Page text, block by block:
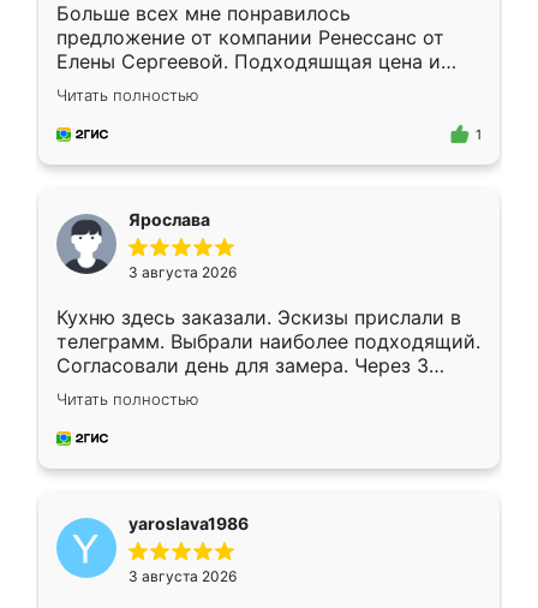
Больше всех мне понравилось
предложение от компании Ренессанс от
Елены Сергеевой. Подходяшщая цена и
короткие сроки изготовления. Приехавший
для замера сотрудник Владислав
предложил по моему эскизу самый
Читать полностью
1
Ярослава
3 августа 2026
Кухню здесь заказали. Эскизы прислали в
телеграмм. Выбрали наиболее подходящий.
Согласовали день для замера. Через 3
недели кухня была уже готова. Остались
довольны работой. Спасибо Ренессанс
мебель за качественную работу!
Читать полностью
yaroslava1986
3 августа 2026